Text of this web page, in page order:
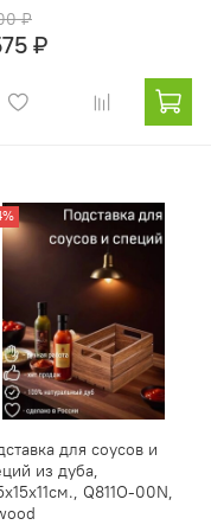
₽
₽
для соусов и
из дуба,
Q811O-00N,